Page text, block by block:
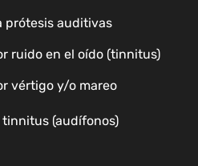
prótesis auditivas
ruido en el oído (tinnitus)
vértigo y/o mareo
(audífonos)